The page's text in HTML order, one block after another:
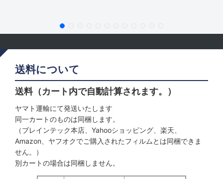
送料について
送料（カート内で自動計算されます。）
ヤマト運輸にて発送いたします
同一カートのものは同梱します。
（ブレインテック本店、Yahooショッピング、楽天、
Amazon、ヤフオクでご購入されたフィルムとは同梱できま
せん。）
別カートの場合は同梱しません。